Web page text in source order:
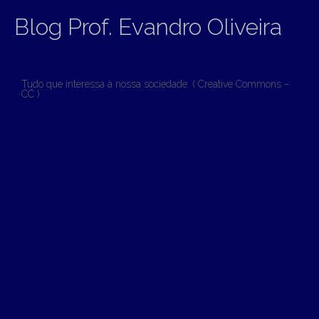
Blog Prof. Evandro Oliveira
Tudo que interessa à nossa sociedade. ( Creative Commons –
CC )